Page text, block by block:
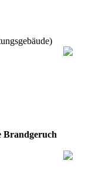
Brandgeruch